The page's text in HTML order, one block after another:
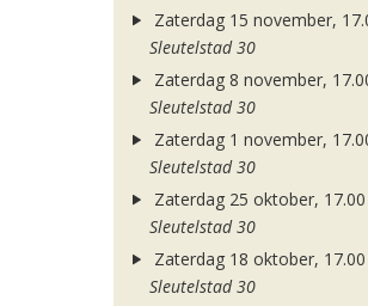
Zaterdag 15 november,
Sleutelstad 30
Zaterdag 8 november,
Sleutelstad 30
Zaterdag 1 november,
Sleutelstad 30
Zaterdag 25 oktober,
Sleutelstad 30
Zaterdag 18 oktober,
Sleutelstad 30